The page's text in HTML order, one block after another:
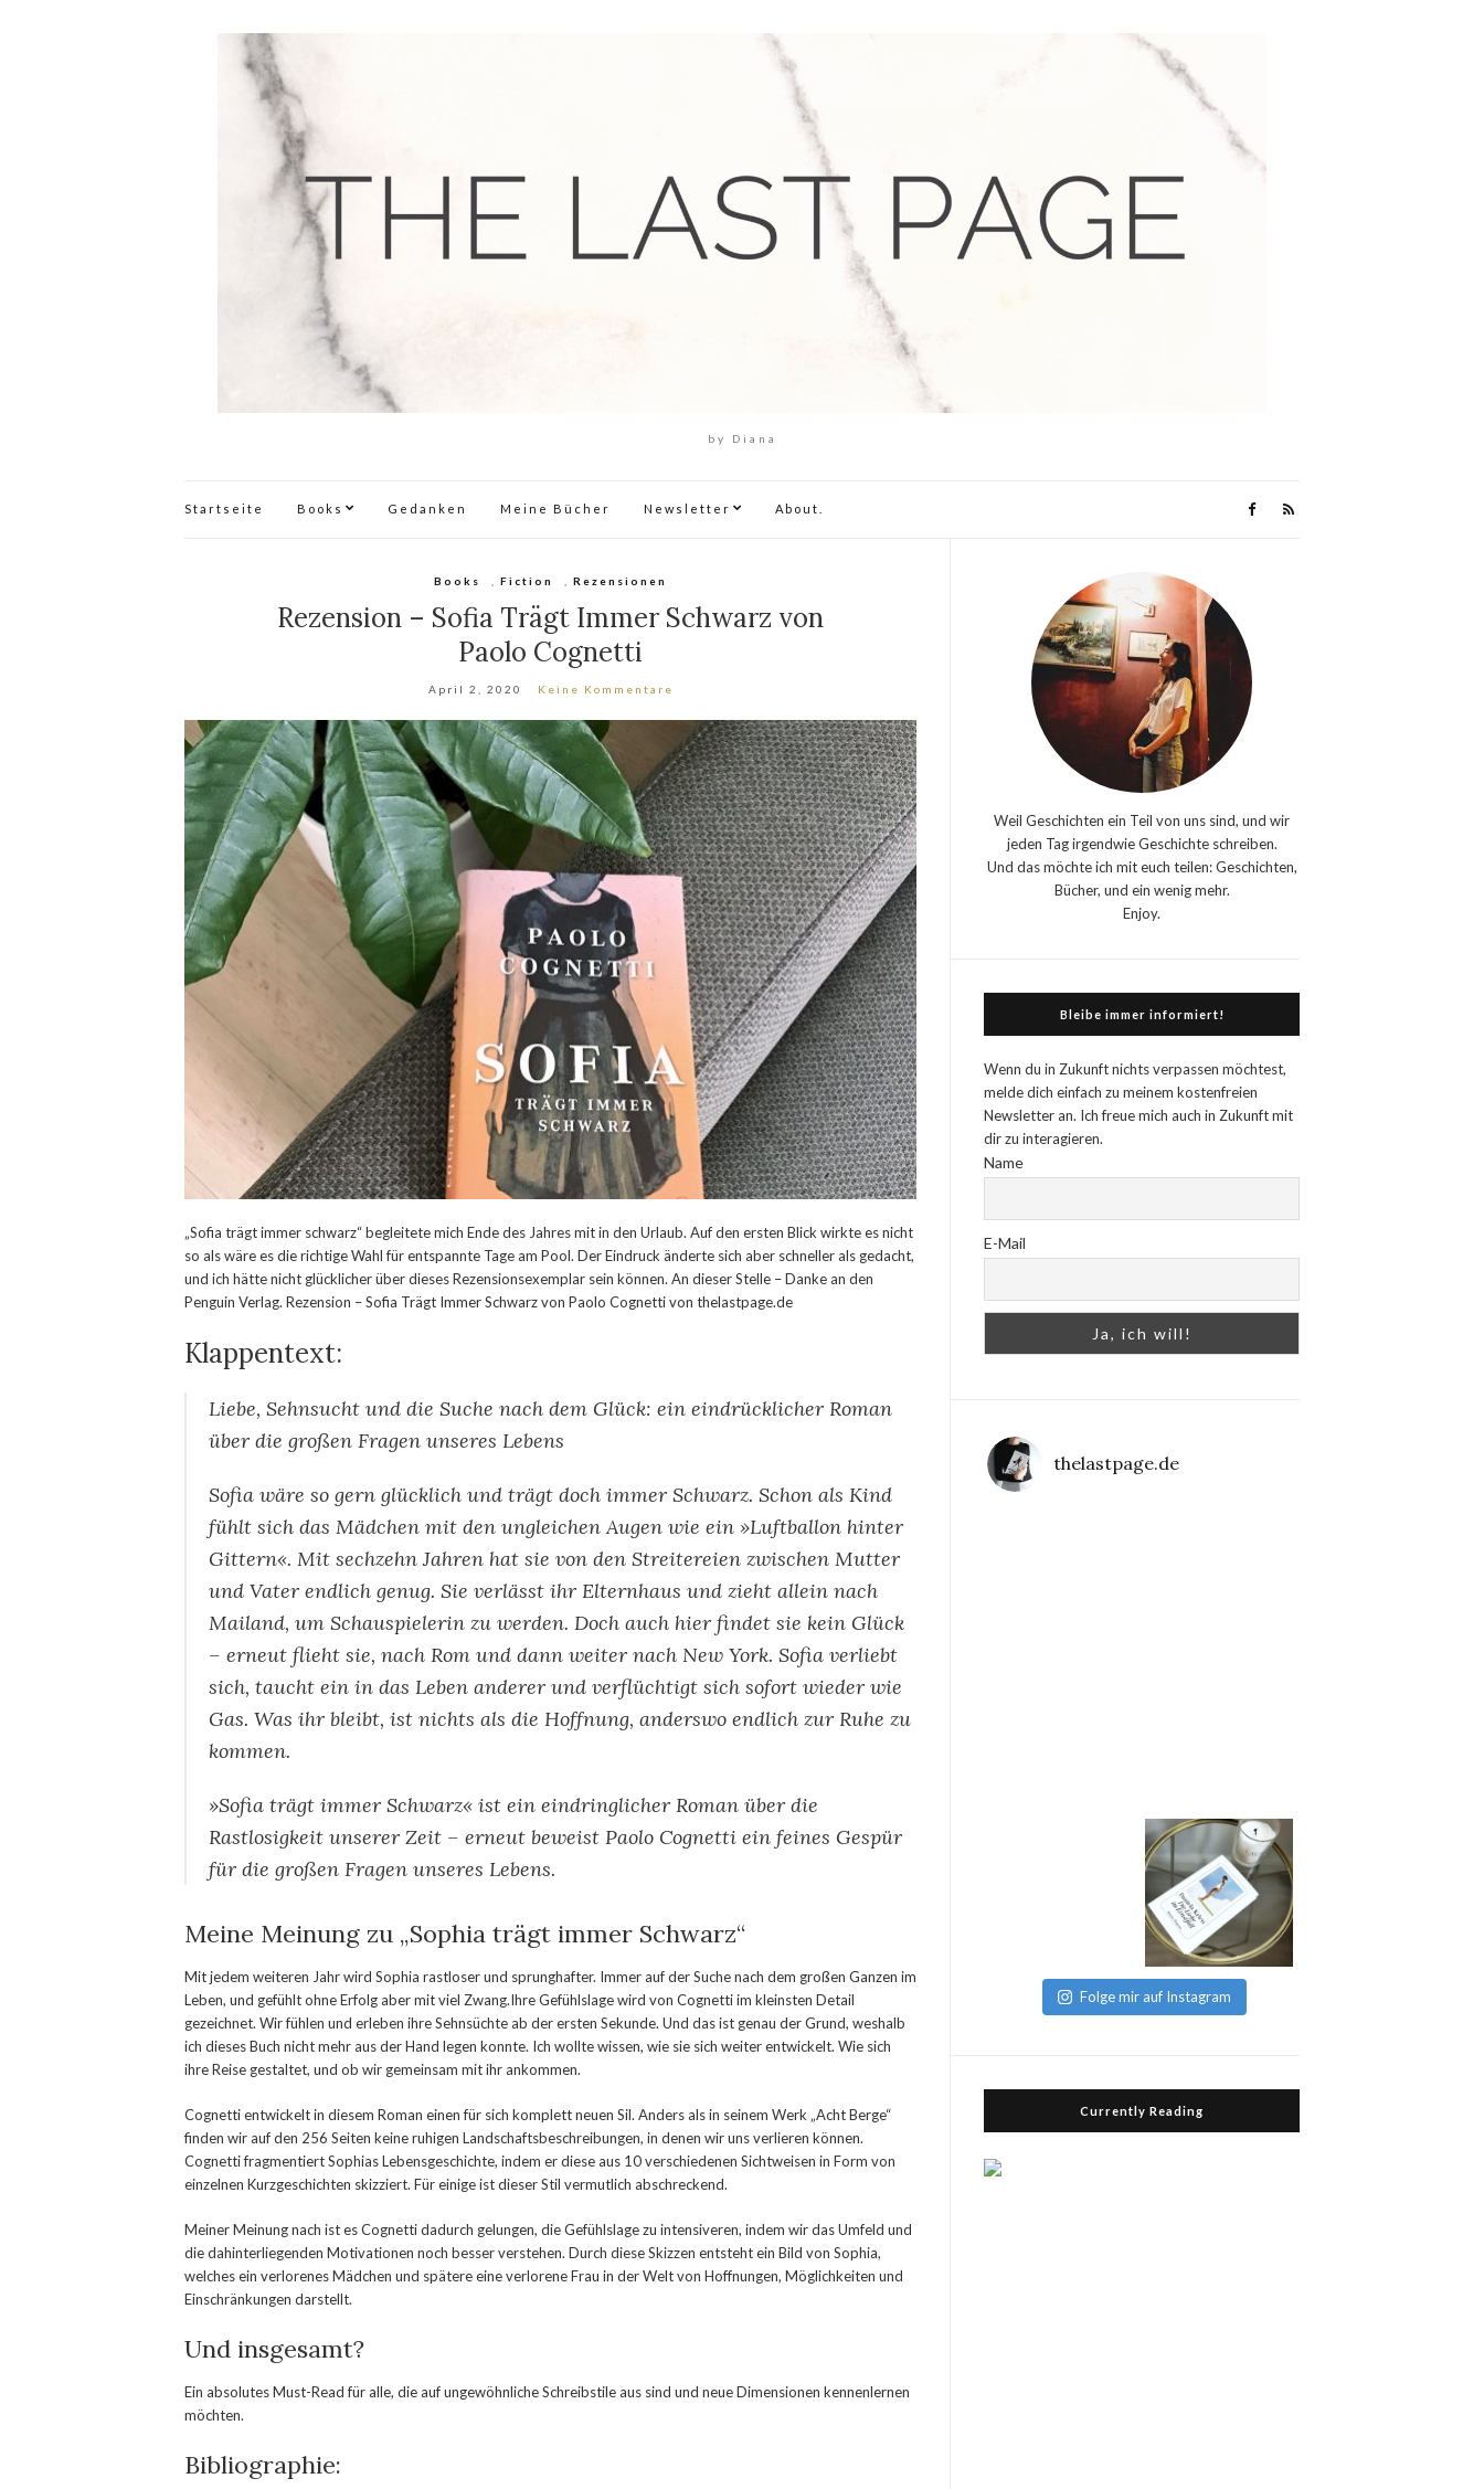
by Diana
Startseite Books Gedanken Meine Bücher Newsletter About.
Books ,Fiction ,Rezensionen
Rezension – Sofia Trägt Immer Schwarz von
Paolo Cognetti
April 2, 2020 Keine Kommentare
„Sofia trägt immer schwarz“ begleitete mich Ende des Jahres mit in den Urlaub. Auf den ersten Blick wirkte es nicht
so als wäre es die richtige Wahl für entspannte Tage am Pool. Der Eindruck änderte sich aber schneller als gedacht,
und ich hätte nicht glücklicher über dieses Rezensionsexemplar sein können. An dieser Stelle – Danke an den
Penguin Verlag. Rezension – Sofia Trägt Immer Schwarz von Paolo Cognetti von thelastpage.de
Klappentext:
Liebe, Sehnsucht und die Suche nach dem Glück: ein eindrücklicher Roman
über die großen Fragen unseres Lebens
Sofia wäre so gern glücklich und trägt doch immer Schwarz. Schon als Kind
fühlt sich das Mädchen mit den ungleichen Augen wie ein »Luftballon hinter
Gittern«. Mit sechzehn Jahren hat sie von den Streitereien zwischen Mutter
und Vater endlich genug. Sie verlässt ihr Elternhaus und zieht allein nach
Mailand, um Schauspielerin zu werden. Doch auch hier findet sie kein Glück
– erneut flieht sie, nach Rom und dann weiter nach New York. Sofia verliebt
sich, taucht ein in das Leben anderer und verflüchtigt sich sofort wieder wie
Gas. Was ihr bleibt, ist nichts als die Hoffnung, anderswo endlich zur Ruhe zu
kommen.
»Sofia trägt immer Schwarz« ist ein eindringlicher Roman über die
Rastlosigkeit unserer Zeit – erneut beweist Paolo Cognetti ein feines Gespür
für die großen Fragen unseres Lebens.
Meine Meinung zu „Sophia trägt immer Schwarz“
Mit jedem weiteren Jahr wird Sophia rastloser und sprunghafter. Immer auf der Suche nach dem großen Ganzen im
Leben, und gefühlt ohne Erfolg aber mit viel Zwang.Ihre Gefühlslage wird von Cognetti im kleinsten Detail
gezeichnet. Wir fühlen und erleben ihre Sehnsüchte ab der ersten Sekunde. Und das ist genau der Grund, weshalb
ich dieses Buch nicht mehr aus der Hand legen konnte. Ich wollte wissen, wie sie sich weiter entwickelt. Wie sich
ihre Reise gestaltet, und ob wir gemeinsam mit ihr ankommen.
Cognetti entwickelt in diesem Roman einen für sich komplett neuen Sil. Anders als in seinem Werk „Acht Berge“
finden wir auf den 256 Seiten keine ruhigen Landschaftsbeschreibungen, in denen wir uns verlieren können.
Cognetti fragmentiert Sophias Lebensgeschichte, indem er diese aus 10 verschiedenen Sichtweisen in Form von
einzelnen Kurzgeschichten skizziert. Für einige ist dieser Stil vermutlich abschreckend.
Meiner Meinung nach ist es Cognetti dadurch gelungen, die Gefühlslage zu intensiveren, indem wir das Umfeld und
die dahinterliegenden Motivationen noch besser verstehen. Durch diese Skizzen entsteht ein Bild von Sophia,
welches ein verlorenes Mädchen und spätere eine verlorene Frau in der Welt von Hoffnungen, Möglichkeiten und
Einschränkungen darstellt.
Und insgesamt?
Ein absolutes Must-Read für alle, die auf ungewöhnliche Schreibstile aus sind und neue Dimensionen kennenlernen
möchten.
Bibliographie:
Weil Geschichten ein Teil von uns sind, und wir
jeden Tag irgendwie Geschichte schreiben.
Und das möchte ich mit euch teilen: Geschichten,
Bücher, und ein wenig mehr.
Enjoy.
Bleibe immer informiert!
Wenn du in Zukunft nichts verpassen möchtest,
melde dich einfach zu meinem kostenfreien
Newsletter an. Ich freue mich auch in Zukunft mit
dir zu interagieren.
Name
E-Mail
thelastpage.de
Folge mir auf Instagram
Currently Reading